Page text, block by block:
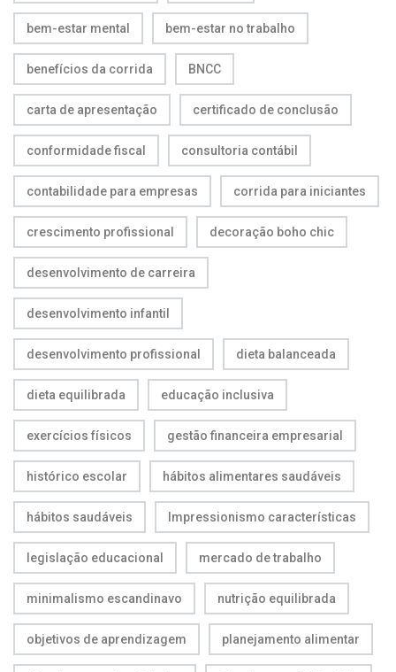
bem-estar mental bem-estar no trabalho
benefícios da corrida BNCC
carta de apresentação certificado de conclusão
conformidade fiscal consultoria contábil
contabilidade para empresas corrida para iniciantes
crescimento profissional decoração boho chic
desenvolvimento de carreira
desenvolvimento infantil
desenvolvimento profissional dieta balanceada
dieta equilibrada educação inclusiva
exercícios físicos gestão financeira empresarial
histórico escolar hábitos alimentares saudáveis
hábitos saudáveis Impressionismo características
legislação educacional mercado de trabalho
minimalismo escandinavo nutrição equilibrada
objetivos de aprendizagem planejamento alimentar